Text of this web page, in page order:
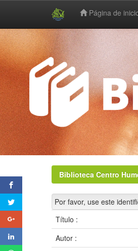
Página de
Biblioteca Centro
Por favor, use este
Título :
Autor :